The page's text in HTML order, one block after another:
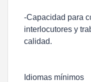
-Capacidad para
interlocutores y
calidad.
Idiomas mínimos